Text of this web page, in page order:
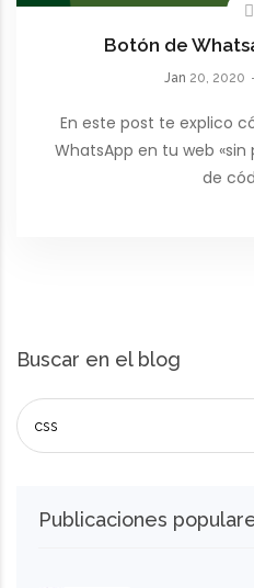
Botón de
Jan 20, 2020
En este post te explico
WhatsApp en tu web
de
Buscar en el blog
Publicaciones